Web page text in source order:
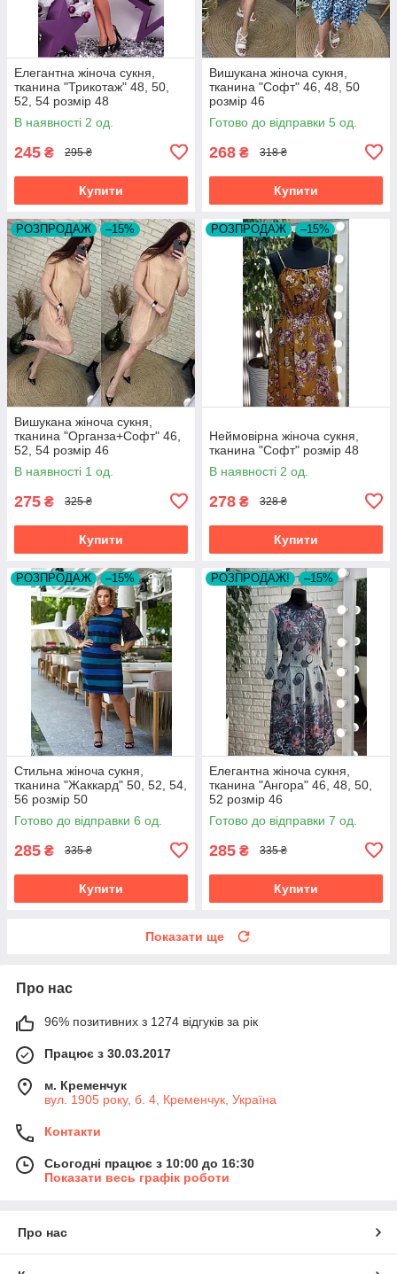
Елегантна жіноча сукня,
тканина "Трикотаж" 48, 50,
52, 54 розмір 48
В наявності 2 од.
245 ₴ 295 ₴
Купити
Вишукана жіноча сукня,
тканина "Софт" 46, 48, 50
розмір 46
Готово до відправки 5 од.
268 ₴ 318 ₴
Купити
РОЗПРОДАЖ –15%
Вишукана жіноча сукня,
тканина "Органза+Софт" 46,
52, 54 розмір 46
В наявності 1 од.
275 ₴ 325 ₴
Купити
РОЗПРОДАЖ –15%
Неймовірна жіноча сукня,
тканина "Софт" розмір 48
В наявності 2 од.
278 ₴ 328 ₴
Купити
РОЗПРОДАЖ –15%
Стильна жіноча сукня,
тканина "Жаккард" 50, 52, 54,
56 розмір 50
Готово до відправки 6 од.
285 ₴ 335 ₴
Купити
РОЗПРОДАЖ! –15%
Елегантна жіноча сукня,
тканина "Ангора" 46, 48, 50,
52 розмір 46
Готово до відправки 7 од.
285 ₴ 335 ₴
Купити
Показати ще
Про нас
96% позитивних з 1274 відгуків за рік
Працює з 30.03.2017
м. Кременчук
вул. 1905 року, б. 4, Кременчук, Україна
Контакти
Сьогодні працює з 10:00 до 16:30
Показати весь графік роботи
Про нас